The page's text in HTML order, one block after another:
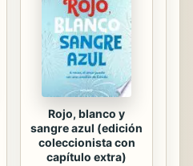
Rojo, blanco y
sangre azul (edición
coleccionista con
capítulo extra)